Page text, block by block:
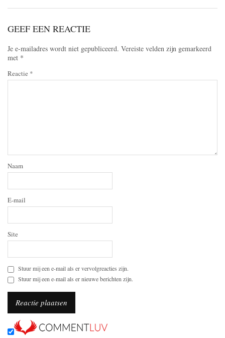
GEEF EEN REACTIE
Je e-mailadres wordt niet gepubliceerd. Vereiste velden zijn gemarkeerd
met *
Reactie *
Naam
E-mail
Site
Stuur mij een e-mail als er vervolgreacties zijn.
Stuur mij een e-mail als er nieuwe berichten zijn.